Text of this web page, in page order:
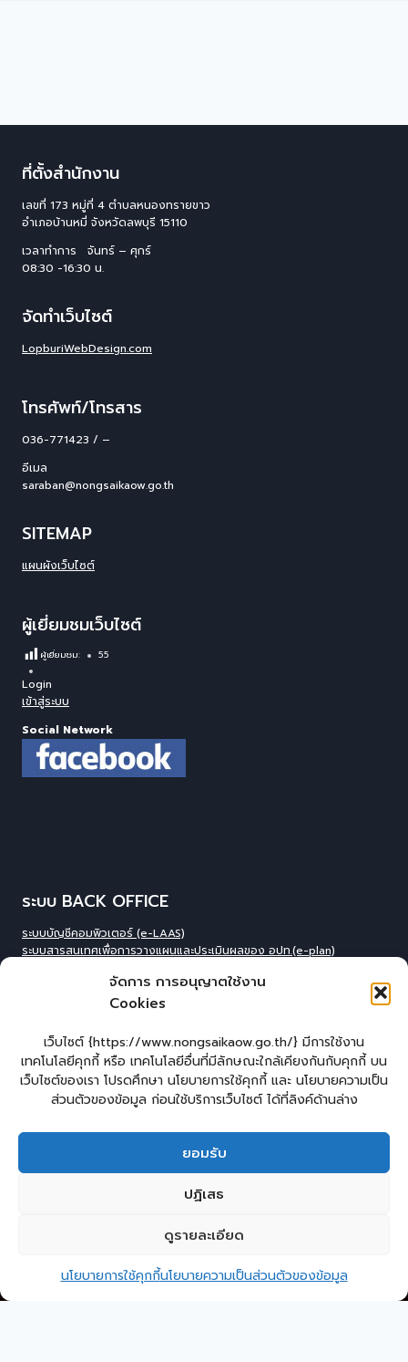
จัดการ การอนุญาตใช้งาน
Cookies
เว็บไซต์ {https://www.nongsaikaow.go.th/} มีการใช้งาน
เทคโนโลยีคุกกี้ หรือ เทคโนโลยีอื่นที่มีลักษณะใกล้เคียงกันกับคุกกี้ บน
เว็บไซต์ของเรา โปรดศึกษา นโยบายการใช้คุกกี้ และ นโยบายความเป็น
ส่วนตัวของข้อมูล ก่อนใช้บริการเว็บไซต์ ได้ที่ลิงค์ด้านล่าง
ยอมรับ
ปฏิเสธ
ดูรายละเอียด
นโยบายการใช้คุกกี้นโยบายความเป็นส่วนตัวของข้อมูล
ที่ตั้งสำนักงาน
เลขที่ 173 หมู่ที่ 4 ตําบลหนองทรายขาว
อําเภอบ้านหมี่ จังหวัดลพบุรี 15110
เวลาทำการ จันทร์ – ศุกร์
08:30 -16:30 น.
จัดทำเว็บไซต์
LopburiWebDesign.com
โทรศัพท์/โทรสาร
036-771423 / –
อีเมล
saraban@nongsaikaow.go.th
SITEMAP
แผนผังเว็บไซต์
ผู้เยี่ยมชมเว็บไซต์
ผู้เยี่ยมชม: 55
Login
เข้าสู่ระบบ
Social Network
ระบบ BACK OFFICE
ระบบบัญชีคอมพิวเตอร์ (e-LAAS)
ระบบสารสนเทศเพื่อการวางแผนและประเมินผลของ อปท.(e-plan)
ระบบข้อมูลบุคลากรองค์กร(IHR)
ระบบสารสนเทศข้อมูล competincy ของบุคลากรทุกตำแหน่ง (กรอบอัตรา
ระบบสารสนเทศการจัดการฐานข้อมูลเบี้ยยังชีพขององค์กร
ปกครอง(welfare)
ระบบสารสนเทศทางการศีกษาท้องถิ่น(Lec)
ระบบข้อมูลสารสนเทศทางการศึกษาท้องถิ่น(SIS)
ระบบข้อมูลสารสนเทศทางการศึกษาท้องถิ่น ศูนย์พัฒนาเด็กเล็ก(CCIS)
แบบคำร้องทั่วไปออนไลน์
ติดต่อ อบต.
Copyright © 2026 องค์การบริหารส่วนตำบลหนองทรายขาว